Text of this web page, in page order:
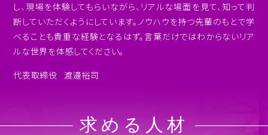
し、現場を体験してもらいながら、リアルな場面を見て、知って判
断していただくようにしています。ノウハウを持つ先輩のもとで学
べることも貴重な経験となるはず。言葉だけではわからないリア
ルな世界を体感してください。
代表取締役 渡邉裕司
求める人材